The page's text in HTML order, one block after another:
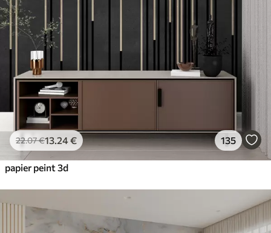
22.07€13 .24€ 135
papier peint 3d